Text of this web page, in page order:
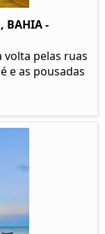
BAHIA -
pelas ruas
e as pousadas